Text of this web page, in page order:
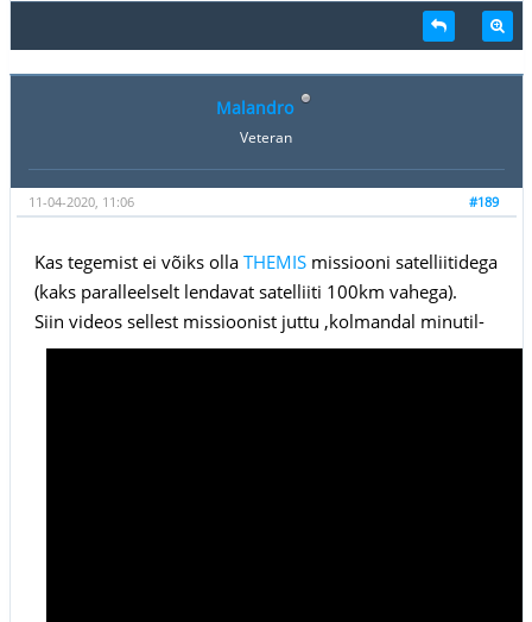
Malandro
Veteran
#189
11-04-2020, 11:06
Kas tegemist ei võiks olla THEMISmissiooni satelliitidega
(kaks paralleelselt lendavat satelliiti 100km vahega).
Siin videos sellest missioonist juttu ,kolmandal minutil-